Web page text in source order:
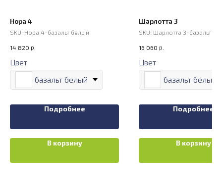
Нора 4
SKU: Нора 4-базальт белый
14 820 р.
Цвет
базальт белый
Подробнее
В корзину
Шарлотта 3
SKU: Шарлотта 3-базальт
16 060 р.
Цвет
базальт белый
Подробнее
В корзину